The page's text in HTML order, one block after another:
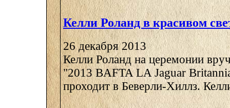
Келли Роланд в красивом
26 декабря 2013
Келли Роланд на церемонии
"2013 BAFTA LA Jaguar
проходит в Беверли-Хиллз.